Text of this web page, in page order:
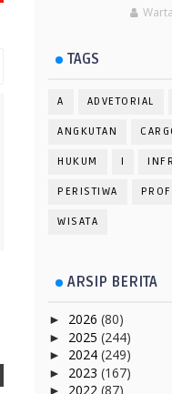
TAGS
A ADVETORIAL
ANGKUTAN
HUKUM I
PERISTIWA
WISATA
ARSIP BERITA
► 2026 (80)
► 2025 (244)
► 2024 (249)
► 2023 (167)
► 2022 (87)